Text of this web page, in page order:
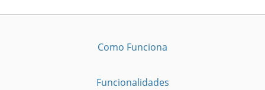
Como Funciona
Funcionalidades